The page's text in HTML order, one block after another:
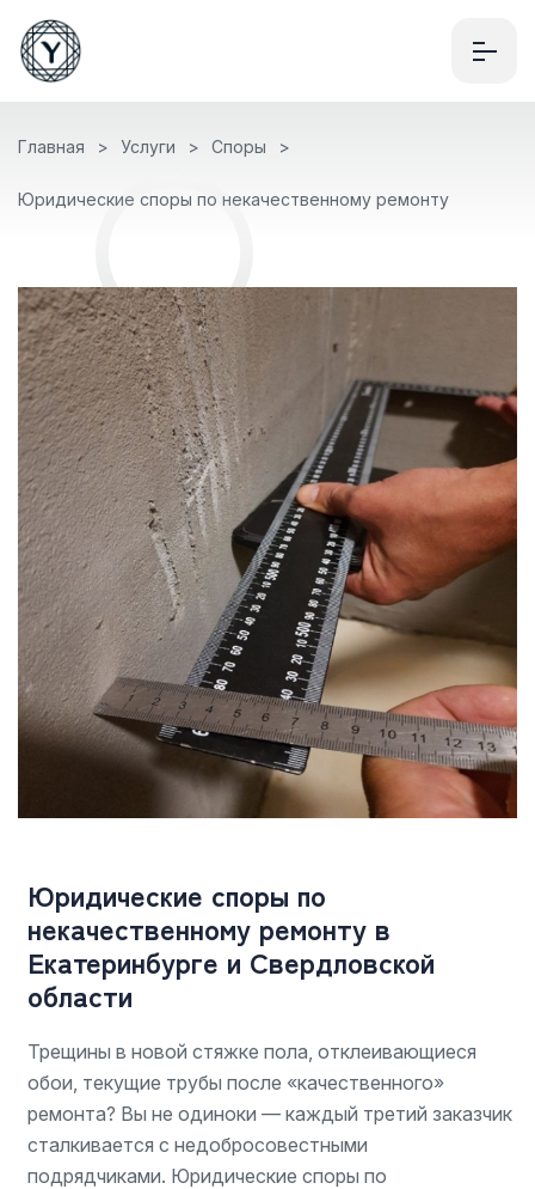
Главная Услуги Споры
Юридические споры по некачественному ремонту
Юридические споры по
некачественному ремонту в
Екатеринбурге и Свердловской
области
Трещины в новой стяжке пола, отклеивающиеся
обои, текущие трубы после «качественного»
ремонта? Вы не одиноки — каждый третий заказчик
сталкивается с недобросовестными
подрядчиками. Юридические споры по